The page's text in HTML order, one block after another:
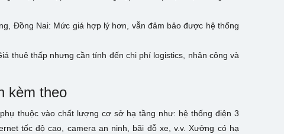
Đồng Nai: Mức giá hợp lý hơn, vẫn đảm bảo được hệ thống
thuê thấp nhưng cần tính đến chi phí logistics, nhân công và
kèm theo
thuộc vào chất lượng cơ sở hạ tầng như: hệ thống điện 3
tốc độ cao, camera an ninh, bãi đỗ xe, v.v. Xưởng có hạ